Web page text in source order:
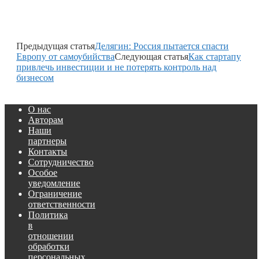
Предыдущая статьяДелягин: Россия пытается спасти
Европу от самоубийстваСледующая статьяКак стартапу
привлечь инвестиции и не потерять контроль над
бизнесом
О нас
Авторам
Наши
партнеры
Контакты
Сотрудничество
Особое
уведомление
Ограничение
ответственности
Политика
в
отношении
обработки
персональных